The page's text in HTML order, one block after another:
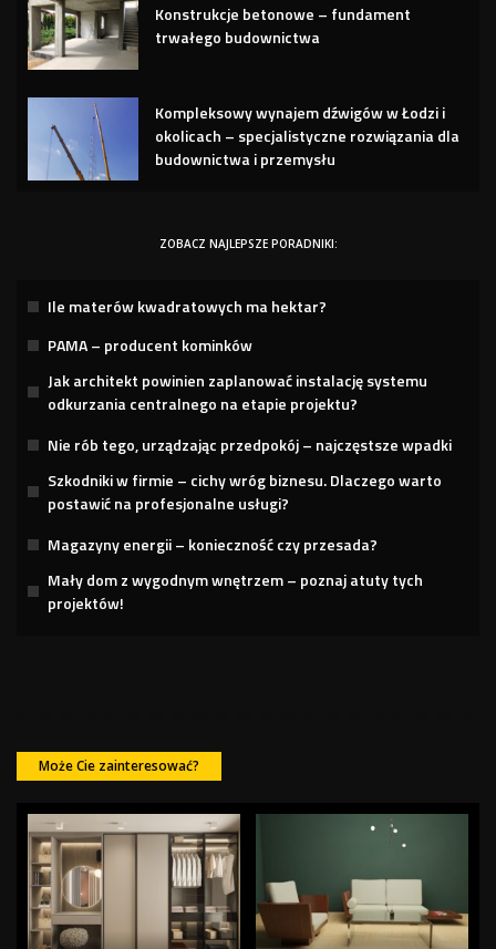
Konstrukcje betonowe – fundament
trwałego budownictwa
Kompleksowy wynajem dźwigów w Łodzi i
okolicach – specjalistyczne rozwiązania dla
budownictwa i przemysłu
ZOBACZ NAJLEPSZE PORADNIKI:
Ile materów kwadratowych ma hektar?
PAMA – producent kominków
Jak architekt powinien zaplanować instalację systemu
odkurzania centralnego na etapie projektu?
Nie rób tego, urządzając przedpokój – najczęstsze wpadki
Szkodniki w firmie – cichy wróg biznesu. Dlaczego warto
postawić na profesjonalne usługi?
Magazyny energii – konieczność czy przesada?
Mały dom z wygodnym wnętrzem – poznaj atuty tych
projektów!
Może Cie zainteresować?